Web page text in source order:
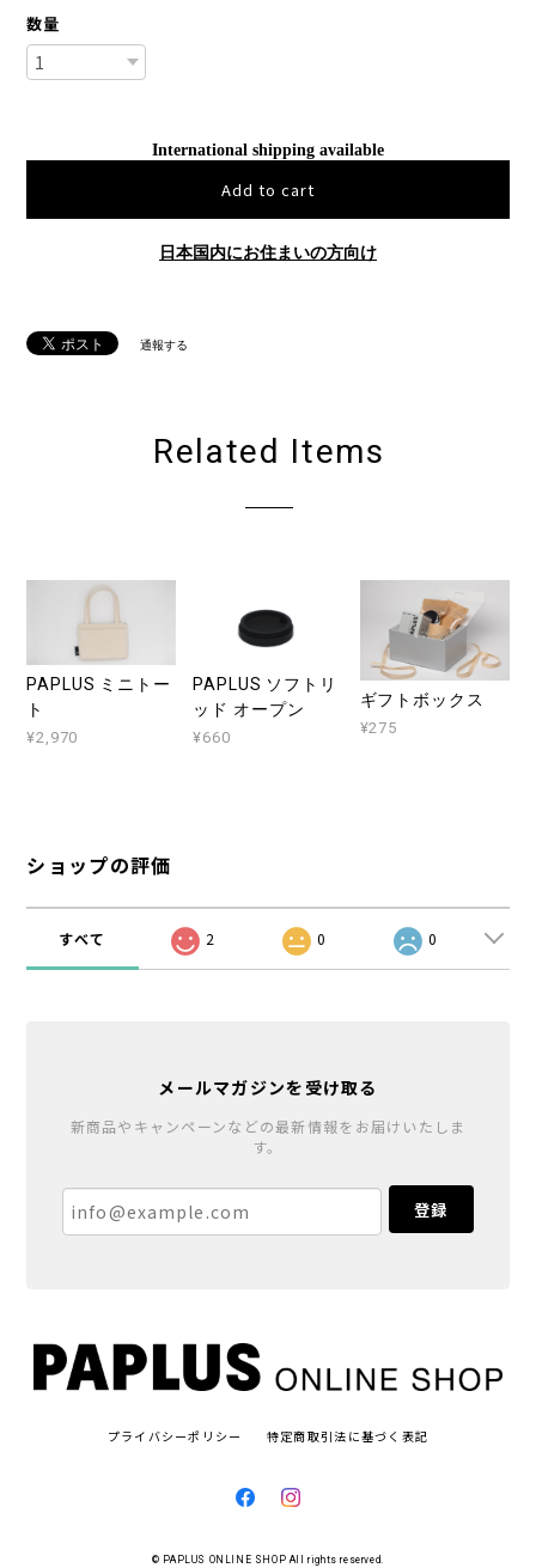
数量
International shipping available
Add to cart
日本国内にお住まいの方向け
通報する
Related Items
PAPLUS ミニトー
ト
¥2,970
PAPLUS ソフトリ
ッド オープン
¥660
ギフトボックス
¥275
ショップの評価
すべて 2 0 0
メールマガジンを受け取る
新商品やキャンペーンなどの最新情報をお届けいたしま
す。
登録
プライバシーポリシー 特定商取引法に基づく表記
© PAPLUS ONLINE SHOP All rights reserved.